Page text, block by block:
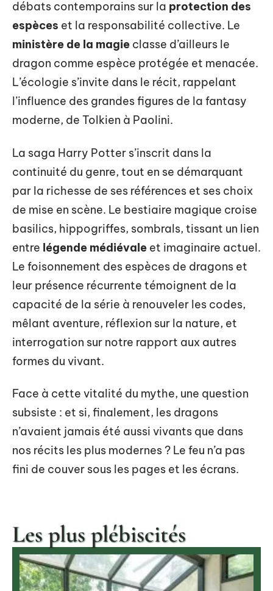
débats contemporains sur la protection des
espèces et la responsabilité collective. Le
ministère de la magie classe d’ailleurs le
dragon comme espèce protégée et menacée.
L’écologie s’invite dans le récit, rappelant
l’influence des grandes figures de la fantasy
moderne, de Tolkien à Paolini.
La saga Harry Potter s’inscrit dans la
continuité du genre, tout en se démarquant
par la richesse de ses références et ses choix
de mise en scène. Le bestiaire magique croise
basilics, hippogriffes, sombrals, tissant un lien
entre légende médiévale et imaginaire actuel.
Le foisonnement des espèces de dragons et
leur présence récurrente témoignent de la
capacité de la série à renouveler les codes,
mêlant aventure, réflexion sur la nature, et
interrogation sur notre rapport aux autres
formes du vivant.
Face à cette vitalité du mythe, une question
subsiste : et si, finalement, les dragons
n’avaient jamais été aussi vivants que dans
nos récits les plus modernes ? Le feu n’a pas
fini de couver sous les pages et les écrans.
Les plus plébiscités